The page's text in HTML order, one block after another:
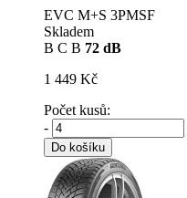
EVC M+S 3PMSF
Skladem
B C B 72 dB
1 449 Kč
Počet kusů:
-
Do košíku